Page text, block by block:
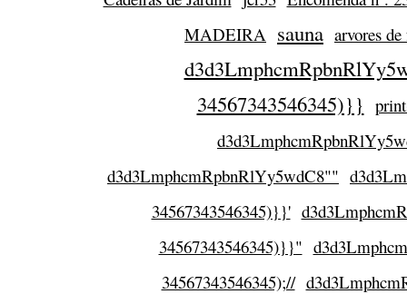
MADEIRA sauna arvores
34567343546345)}}
d3d3LmphcmRpbnRlYy5wdC8""
34567343546345)}}'
34567343546345)}}"
34567343546345);//